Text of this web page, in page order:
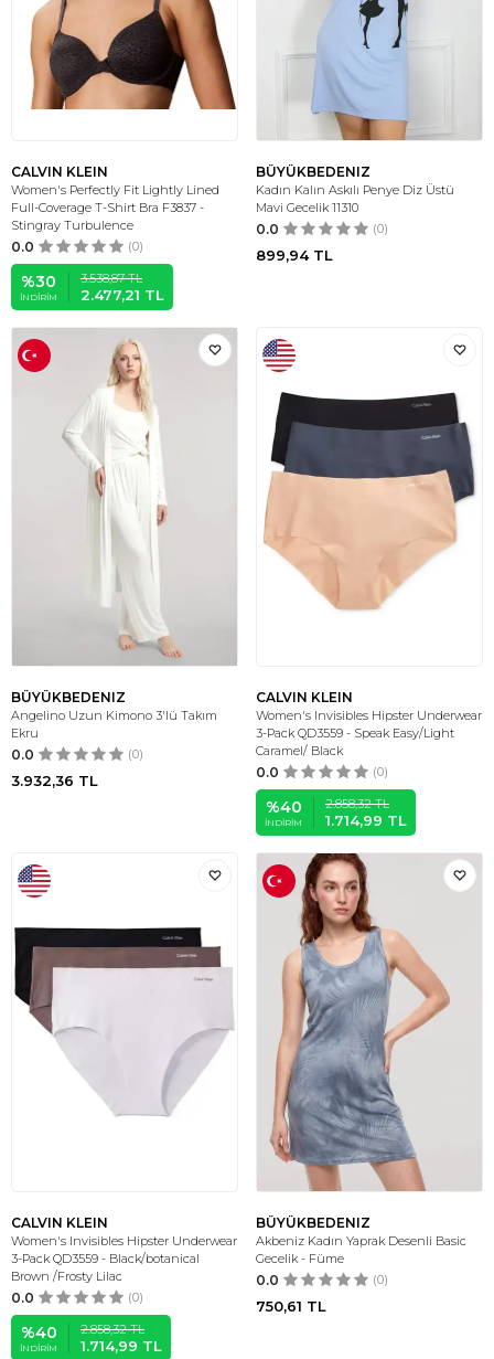
CALVIN KLEIN
Women's Perfectly Fit Lightly Lined
Full-Coverage T-Shirt Bra F3837 -
Stingray Turbulence
0.0 (0)
%30
İNDIRIM
3.538,87TL
2.477,21 TL
BÜYÜKBEDENIZ
Kadın Kalın Askılı Penye Diz Üstü
Mavi Gecelik 11310
0.0 (0)
899,94TL
BÜYÜKBEDENIZ
Angelino Uzun Kimono 3'lü Takım
Ekru
0.0 (0)
3.932,36 TL
CALVIN KLEIN
Women's Invisibles Hipster Underwear
3-Pack QD3559 - Speak Easy/Light
Caramel/ Black
0.0 (0)
%40
İNDIRIM
2.858,32TL
1.714,99 TL
CALVIN KLEIN
Women's Invisibles Hipster Underwear
3-Pack QD3559 - Black/botanical
Brown /Frosty Lilac
0.0 (0)
%40
İNDIRIM
2.858,32TL
1.714,99 TL
BÜYÜKBEDENIZ
Akbeniz Kadın Yaprak Desenli Basic
Gecelik - Füme
0.0 (0)
750,61 TL